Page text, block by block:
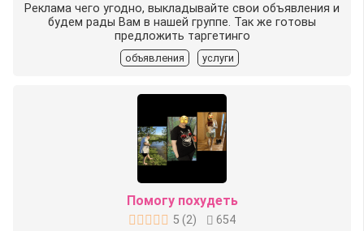
Реклама чего угодно, выкладывайте свои объявления и
будем рады Вам в нашей группе. Так же готовы
предложить таргетинго
объявления услуги
Помогу похудеть
5 (2)
654